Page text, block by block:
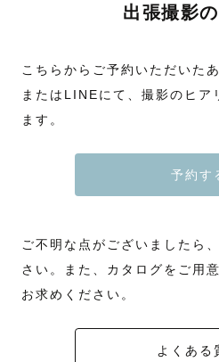
出張撮影
こちらからご予約いただいた
またはLINEにて、撮影のヒア
ます。
予約す
ご不明な点がございましたら
さい。また、カタログをご用
お求めください。
よくある